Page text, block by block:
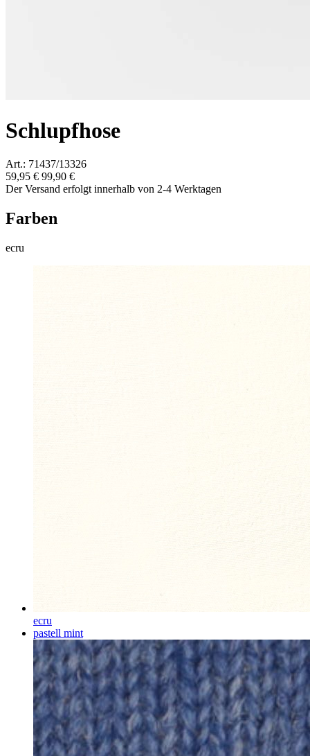
Schlupfhose
Art.: 71437/13326
59,95 € 99,90 €
Der Versand erfolgt innerhalb von 2-4 Werktagen
Farben
ecru
ecru
pastell mint